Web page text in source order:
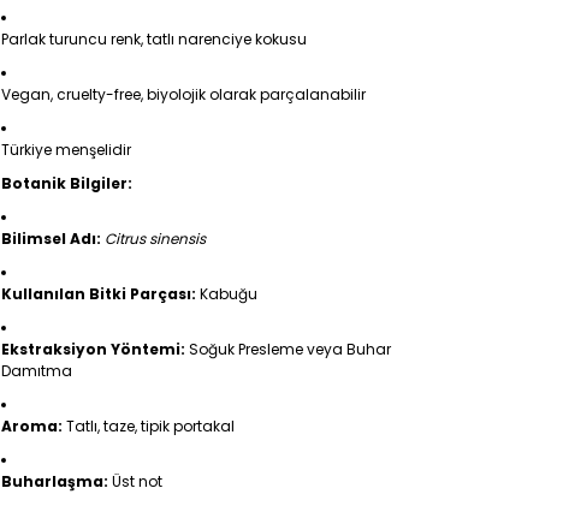
Parlak turuncu renk, tatlı narenciye kokusu
Vegan, cruelty-free, biyolojik olarak parçalanabilir
Türkiye menşelidir
Botanik Bilgiler:
Bilimsel Adı: Citrus sinensis
Kullanılan Bitki Parçası: Kabuğu
Ekstraksiyon Yöntemi: Soğuk Presleme veya Buhar
Damıtma
Aroma: Tatlı, taze, tipik portakal
Buharlaşma: Üst not